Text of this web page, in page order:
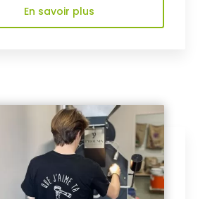
En savoir plus